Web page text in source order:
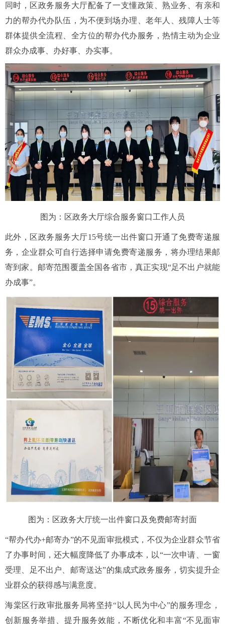
同时，区政务服务大厅配备了一支懂政策、熟业务、有亲和
力的帮办代办队伍，为不便到场办理、老年人、残障人士等
群体提供全流程、全方位的帮办代办服务，热情主动为企业
群众办成事、办好事、办实事。
图为：区政务大厅综合服务窗口工作人员
此外，区政务服务大厅15号统一出件窗口开通了免费寄递服
务，企业群众可自行选择申请免费寄递服务，将办理结果邮
寄到家。邮寄范围覆盖全国各省市，真正实现“足不出户就能
办成事”。
图为：区政务大厅统一出件窗口及免费邮寄封面
“帮办代办+邮寄办”的不见面审批模式，不仅为企业群众节省
了办事时间，还大幅度降低了办事成本，以“一次申请、一窗
受理、足不出户、邮寄送达”的集成式政务服务，切实提升企
业群众的获得感与满意度。
海棠区行政审批服务局将坚持“以人民为中心”的服务理念，
创新服务举措、提升服务效能，不断优化和丰富“不见面审